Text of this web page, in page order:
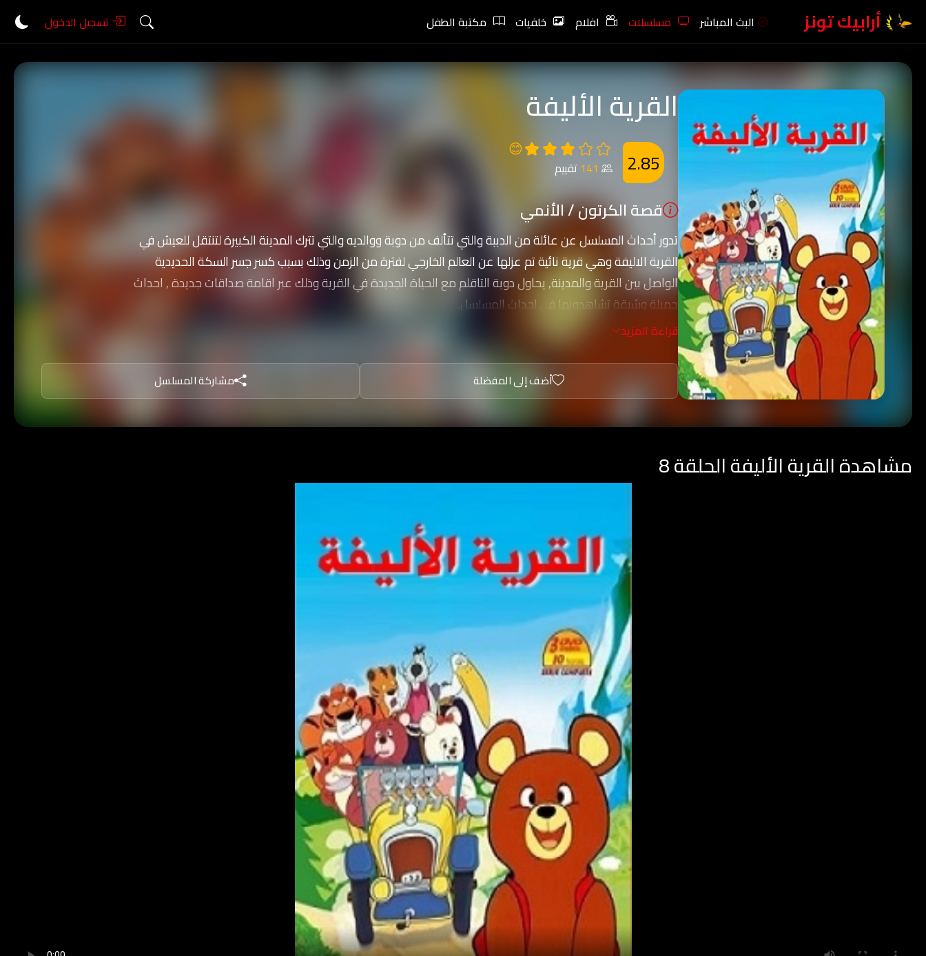
أرابيك تونز البث المباشر مسلسلات افلام خلفيات مكتبة الطفل تسجيل الدخول
القرية الأليفة
😊
141 تقييم 2.85
قصة الكرتون / الأنمي
تدور أحداث المسلسل عن عائلة من الدببة والتي تتألف من دوبة ووالديه والتي تترك المدينة الكبيرة لتنتقل للعيش في
القرية الاليفة وهي قرية نائية تم عزلها عن العالم الخارجي لفترة من الزمن وذلك بسبب كسر جسر السكة الحديدية
الواصل بين القرية والمدينة, يحاول دوبة التاقلم مع الحياة الجديدة في القرية وذلك عبر اقامة صداقات جديدة , احداث
جميلة وشيقة تشاهدونها في احداث المسلسل.
قراءة المزيد
أضف إلى المفضلة مشاركة المسلسل
مشاهدة القرية الأليفة الحلقة 8